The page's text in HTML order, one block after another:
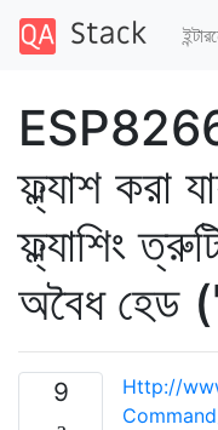
ESP8266
ফ্ল্যাশ করা
ফ্ল্যাশিং
অবৈধ হেড
9
Http://